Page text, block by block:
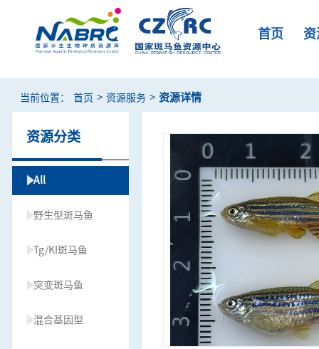
首页
当前位置： 首页 > 资源服务 > 资源详情
资源分类
All
野生型斑马鱼
Tg/KI斑马鱼
突变斑马鱼
混合基因型